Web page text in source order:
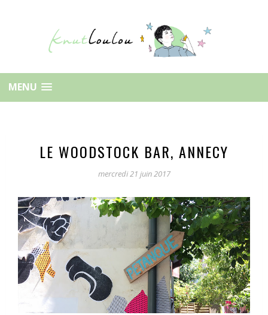
MENU
LE WOODSTOCK BAR, ANNECY
mercredi 21 juin 2017